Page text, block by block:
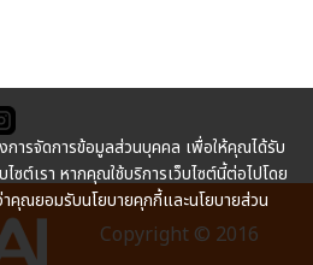
Copyright © 2016
การจัดการข้อมูลส่วนบุคคล เพื่อให้คุณได้รับ
ซต์เรา หากคุณใช้บริการเว็บไซต์นี้ต่อไปโดย
คุณยอมรับนโยบายคุกกี้และนโยบายส่วน